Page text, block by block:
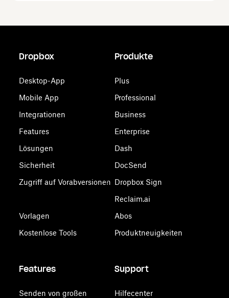
Dropbox
Desktop-App
Mobile App
Integrationen
Features
Lösungen
Sicherheit
Zugriff auf Vorabversionen
Vorlagen
Kostenlose Tools
Produkte
Plus
Professional
Business
Enterprise
Dash
DocSend
Dropbox Sign
Reclaim.ai
Abos
Produktneuigkeiten
Features
Senden von großen
Support
Hilfecenter